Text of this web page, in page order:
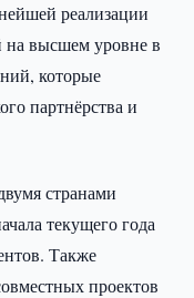
реализации
на высшем уровне в
которые
партнёрства и
странами
текущего года
Также
проектов